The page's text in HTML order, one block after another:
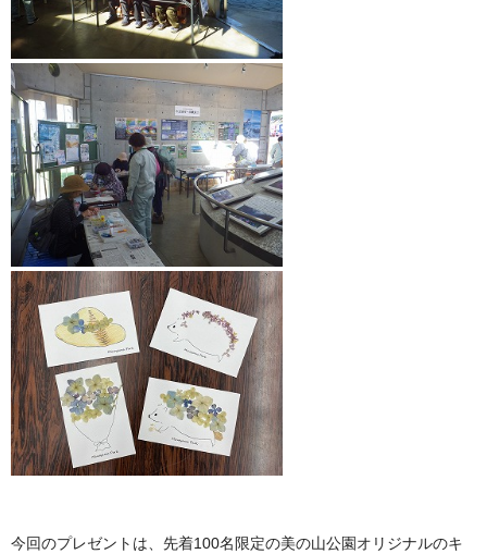
今回のプレゼントは、先着100名限定の美の山公園オリジナルのキ